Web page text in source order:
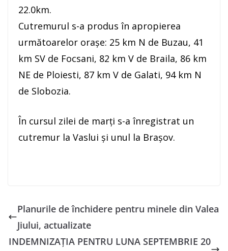
22.0km.
Cutremurul s-a produs în apropierea
următoarelor oraşe: 25 km N de Buzau, 41
km SV de Focsani, 82 km V de Braila, 86 km
NE de Ploiesti, 87 km V de Galati, 94 km N
de Slobozia.
În cursul zilei de marţi s-a înregistrat un
cutremur la Vaslui şi unul la Braşov.
Planurile de închidere pentru minele din Valea
Jiului, actualizate
INDEMNIZAȚIA PENTRU LUNA SEPTEMBRIE 20